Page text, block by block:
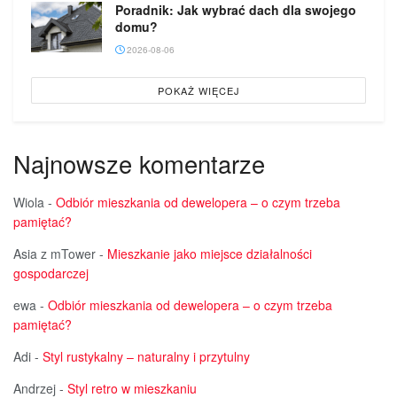
Poradnik: Jak wybrać dach dla swojego
domu?
2026-08-06
POKAŻ WIĘCEJ
Najnowsze komentarze
Wiola - Odbiór mieszkania od dewelopera – o czym trzeba
pamiętać?
Asia z mTower - Mieszkanie jako miejsce działalności
gospodarczej
ewa - Odbiór mieszkania od dewelopera – o czym trzeba
pamiętać?
Adi - Styl rustykalny – naturalny i przytulny
Andrzej - Styl retro w mieszkaniu